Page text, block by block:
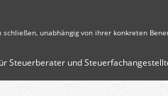
schließen, unabhängig von ihrer konkreten
Steuerberater und